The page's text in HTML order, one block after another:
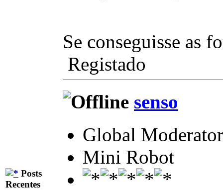
Posts
Recentes
Se conseguisse as
Registado
senso
Global Moderator
Mini Robot